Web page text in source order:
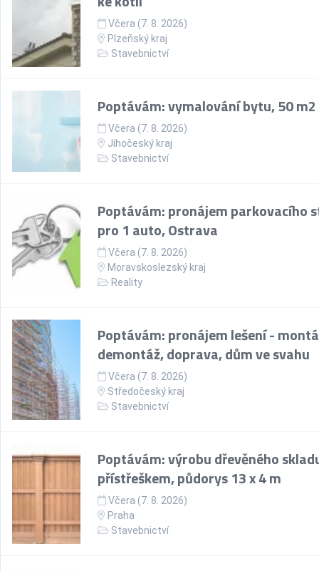
Včera (7. 8. 2026)
Plzeňský kraj
Stavebnictví
Poptávám: vymalování bytu, 50 m2
Včera (7. 8. 2026)
Jihočeský kraj
Stavebnictví
Poptávám: pronájem parkovacího
pro 1 auto, Ostrava
Včera (7. 8. 2026)
Moravskoslezský kraj
Reality
Poptávám: pronájem lešení -
demontáž, doprava, dům ve svahu
Včera (7. 8. 2026)
Středočeský kraj
Stavebnictví
Poptávám: výrobu dřevěného
přístřeškem, půdorys 13 x 4 m
Včera (7. 8. 2026)
Praha
Stavebnictví